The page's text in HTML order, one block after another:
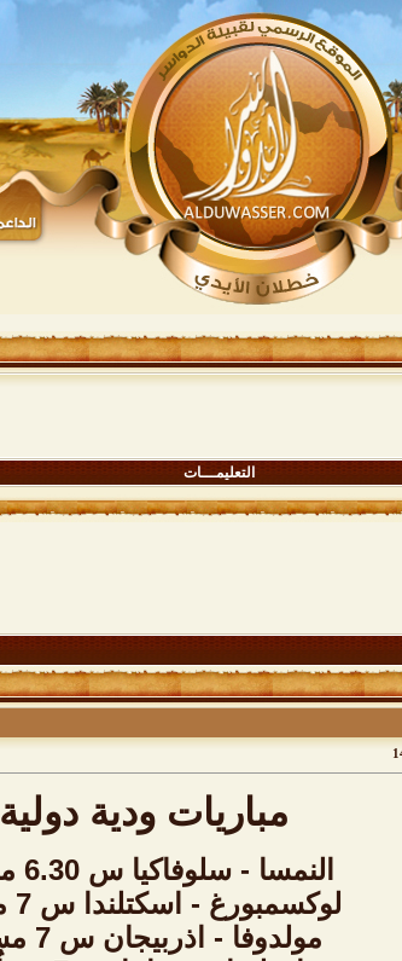
التعليمـــات
مباريات ودية دولية
النمسا - سلوفاكيا س 6.30 مساُء
لوكسمبورغ - اسكتلندا س 7 مساُء
مولدوفا - اذربيجان س 7 مساُء